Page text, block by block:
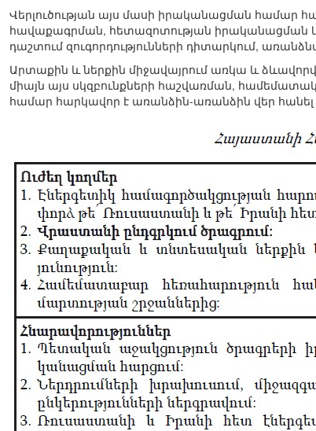
Վերլուծության այս մասի իրականացման համար
հավաքագրման, հետազոտության
դաշտում զուգորդությունների դիտարկում,
Արտաքին և ներքին միջավայրում առկա և
միայն այս սկզբունքների հաշվառման,
համար հարկավոր է առանձին-առանձին վեր հանել